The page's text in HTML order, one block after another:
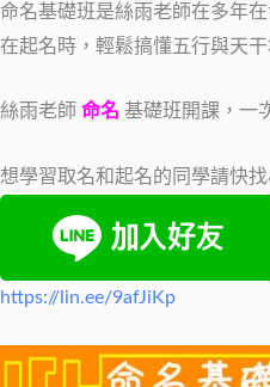
命名基礎班是絲雨老師在多年
在起名時，輕鬆搞懂五行與天
絲雨老師 命名 基礎班開課，一
想學習取名和起名的同學請快
https://lin.ee/9afJiKp